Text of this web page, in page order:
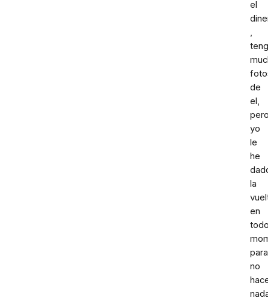
el
,
de
el,
yo
le
he
la
en
para
no